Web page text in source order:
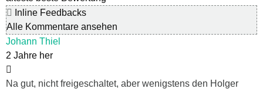
Inline Feedbacks
Alle Kommentare ansehen
Johann Thiel
2 Jahre her
Na gut, nicht freigeschaltet, aber wenigstens den Holger